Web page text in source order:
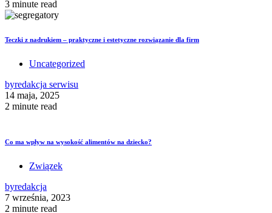
3 minute read
Teczki z nadrukiem – praktyczne i estetyczne rozwiązanie dla firm
Uncategorized
byredakcja serwisu
14 maja, 2025
2 minute read
Co ma wpływ na wysokość alimentów na dziecko?
Związek
byredakcja
7 września, 2023
2 minute read